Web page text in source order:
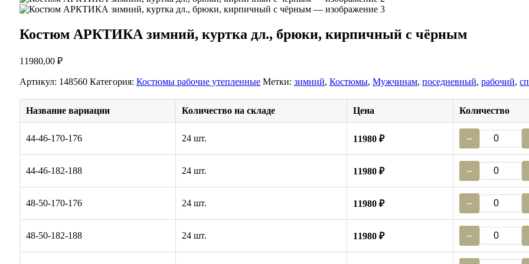
Костюм АРКТИКА зимний, куртка дл., брюки, кирпичный с чёрным
11980,00 ₽
Артикул: 148560 Категория: Костюмы рабочие утепленные Метки: зимний, Костюмы, Мужчинам, поседневный, рабочий,
Название вариации Количество на складе Цена Количество
44-46-170-176 24 шт. 11980 ₽ −
44-46-182-188 24 шт. 11980 ₽ −
48-50-170-176 24 шт. 11980 ₽ −
48-50-182-188 24 шт. 11980 ₽ −